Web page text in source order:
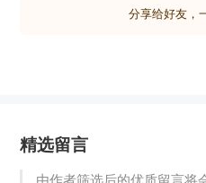
分享给好友，
精选留言
由作者筛选后的优质留言将